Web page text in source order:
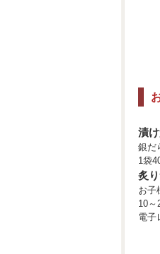
漬
銀だ
1袋
炙
お子
10～
電子